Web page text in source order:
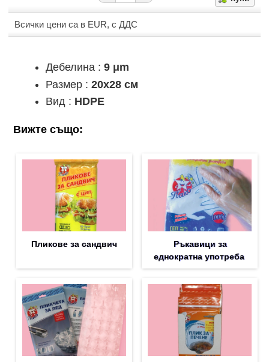
Всички цени са в EUR, с ДДС
Дебелина : 9 μm
Размер : 20х28 см
Вид : HDPE
Вижте също:
Пликове за сандвич
Ръкавици за
еднократна употреба